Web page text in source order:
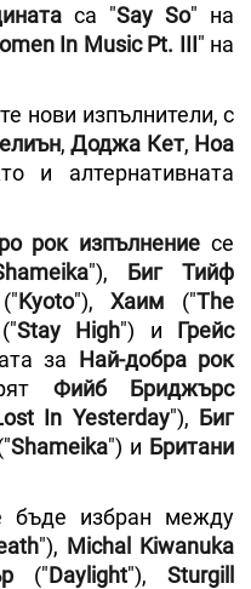
са "Say So" на
In Music Pt. III" на
нови изпълнители, с
, Доджа Кет, Ноа
и алтернативната
рок изпълнение се
"), Биг Тийф
Kyoto"),Хаим ("The
("Stay High") и Грейс
за Най-добра рок
Фийб Бриджърс
In Yesterday"), Биг
Shameika") и Британи
бъде избран между
"), Мichal Kiwanuka
("Daylight"),Sturgill